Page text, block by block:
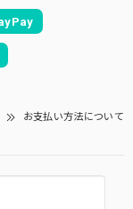
お支払い方法について